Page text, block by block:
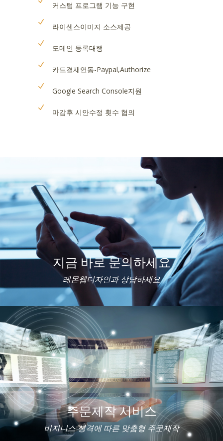
커스텀 프로그램 기능 구현
라이센스이미지 소스제공
도메인 등록대행
카드결재연동-Paypal,Authorize
Google Search Console지원
마감후 시안수정 횟수 협의
지금 바로 문의하세요
레몬웹디자인과 상담하세요
주문제작 서비스
비지니스 성격에 따른 맞춤형 주문제작